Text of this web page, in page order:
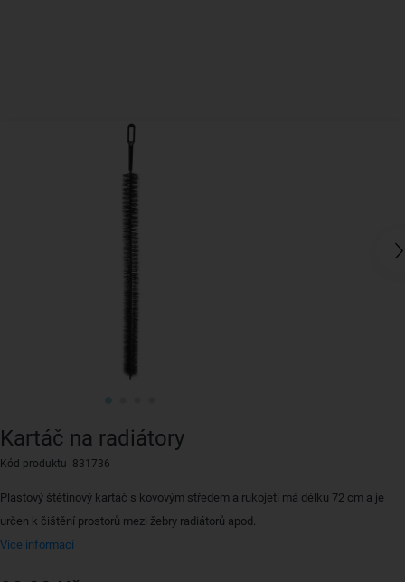
Kartáč na radiátory
Kód produktu 831736
Plastový štětinový kartáč s kovovým středem a rukojetí má délku 72 cm a je
určen k čištění prostorů mezi žebry radiátorů apod.
Více informací